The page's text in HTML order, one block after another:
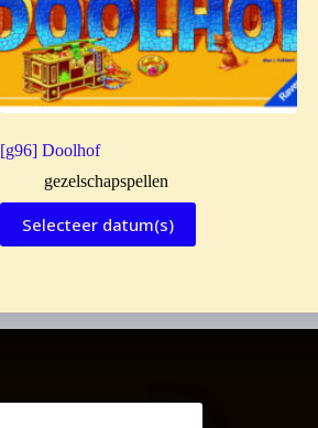
[g96] Doolhof
gezelschapspellen
Selecteer datum(s)